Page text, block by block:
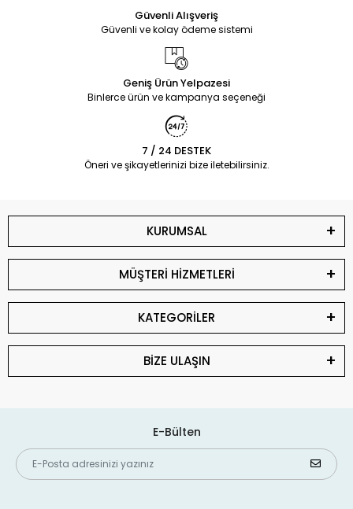
Güvenli Alışveriş
Güvenli ve kolay ödeme sistemi
Geniş Ürün Yelpazesi
Binlerce ürün ve kampanya seçeneği
7 / 24 DESTEK
Öneri ve şikayetlerinizi bize iletebilirsiniz.
KURUMSAL
MÜŞTERİ HİZMETLERİ
KATEGORİLER
BİZE ULAŞIN
E-Bülten